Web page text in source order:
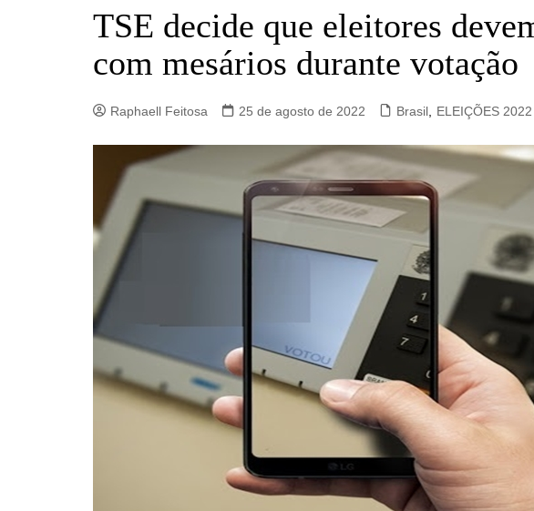
Campinorte
Campos Verdes
Crixás
Estrela do Norte
Goianésia
Ipiranga de Goiás
Itaberaí
Itapuranga
Jaraguá
TSE decide que eleitores
com mesários durante votação
Raphaell Feitosa 25 de agosto de 2022 Brasil, ELEIÇÕES 2022